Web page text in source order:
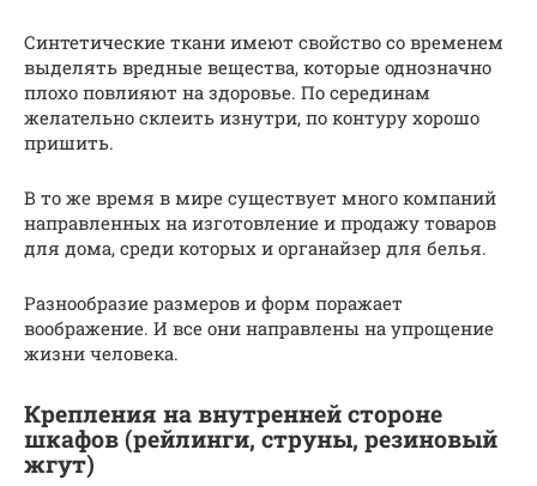
Синтетические ткани имеют свойство со временем
выделять вредные вещества, которые однозначно
плохо повлияют на здоровье. По серединам
желательно склеить изнутри, по контуру хорошо
пришить.
В то же время в мире существует много компаний
направленных на изготовление и продажу товаров
для дома, среди которых и органайзер для белья.
Разнообразие размеров и форм поражает
воображение. И все они направлены на упрощение
жизни человека.
Крепления на внутренней стороне
шкафов (рейлинги, струны, резиновый
жгут)